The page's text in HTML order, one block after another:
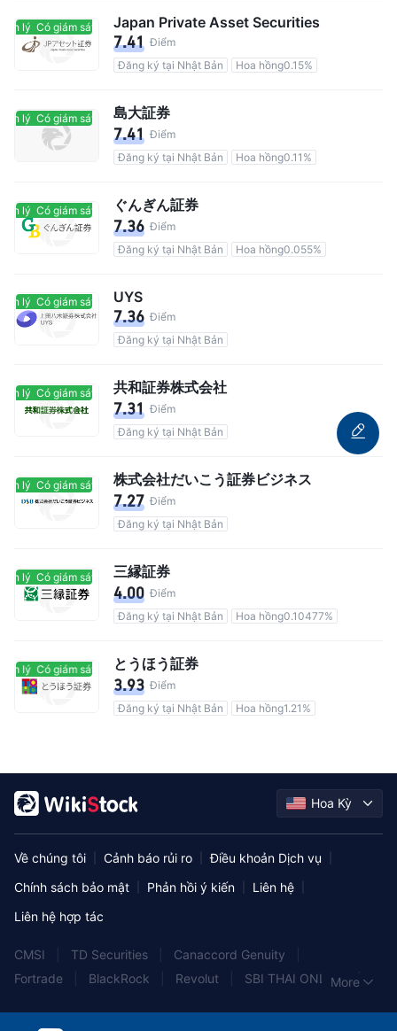
lý Có giám sát quản lýJapan Private Asset Securities
7.41 Điểm
Đăng ký tại Nhật Bản
Hoa hồng0.15%
lý Có giám sát quản lý島大証券
7.41 Điểm
Đăng ký tại Nhật Bản
Hoa hồng0.11%
lý Có giám sát quản lýぐんぎん証券
7.36 Điểm
Đăng ký tại Nhật Bản
Hoa hồng0.055%
lý Có giám sát quản lýUYS
7.36 Điểm
Đăng ký tại Nhật Bản
lý Có giám sát quản lý共和証券株式会社
7.31 Điểm
Đăng ký tại Nhật Bản
lý Có giám sát quản lý株式会社だいこう証券ビジネス
7.27 Điểm
Đăng ký tại Nhật Bản
lý Có giám sát quản lý三縁証券
4.00 Điểm
Đăng ký tại Nhật Bản
Hoa hồng0.10477%
lý Có giám sát quản lýとうほう証券
3.93 Điểm
Đăng ký tại Nhật Bản
Hoa hồng1.21%
Hoa Kỳ
Về chúng tôi Cảnh báo rủi ro Điều khoản Dịch vụ
Chính sách bảo mật Phản hồi ý kiến Liên hệ
Liên hệ hợp tác
CMSI TD Securities Canaccord Genuity
Fortrade
BlackRock Revolut SBI THAI ONLINE
|
EDDID
More